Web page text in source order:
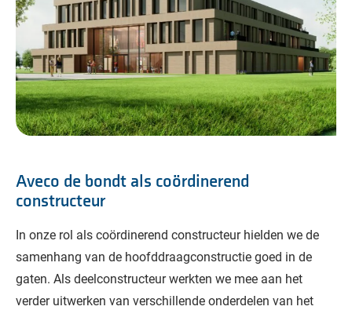
Aveco de bondt als coördinerend
constructeur
In onze rol als coördinerend constructeur hielden we de
samenhang van de hoofddraagconstructie goed in de
gaten. Als deelconstructeur werkten we mee aan het
verder uitwerken van verschillende onderdelen van het